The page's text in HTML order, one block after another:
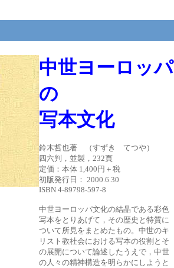
中世ヨーロッパ
の
写本文化
鈴木哲也著 （すずき てつや）
四六判，並製，232頁
定価：本体 1,400円＋税
初版発行日： 2000.6.30
ISBN 4-89798-597-8
中世ヨーロッパ文化の結晶である彩色
写本をとりあげて，その歴史と特質に
ついて所見をまとめたもの。中世のキ
リスト教社会における写本の役割とそ
の展開について論述したうえで，中世
の人々の精神構造を明らかにしようと